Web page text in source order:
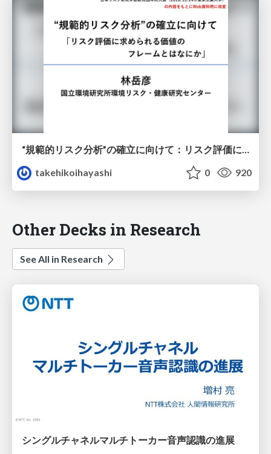
“規範的リスク分析”の確立に向けて：リスク評価に求められる価値のフレームとはなにか
takehikoihayashi
0 920
Other Decks in Research
See All in Research
シングルチャネルマルチトーカー音声認識の進展